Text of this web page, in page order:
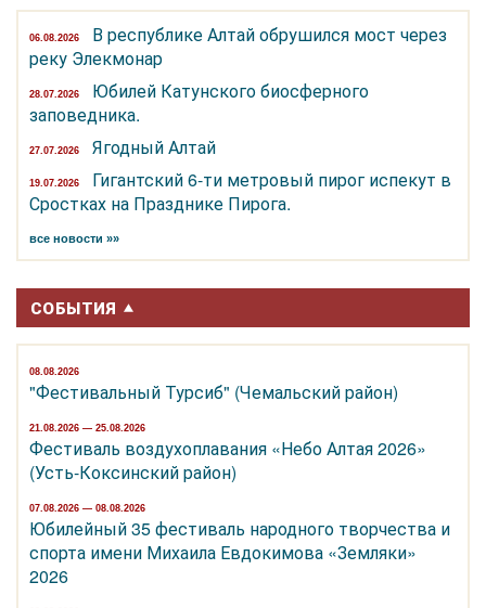
06.08.2026
В республике Алтай обрушился мост через
реку Элекмонар
28.07.2026
Юбилей Катунского биосферного
заповедника.
27.07.2026 Ягодный Алтай
19.07.2026
Гигантский 6-ти метровый пирог испекут в
Сростках на Празднике Пирога.
все новости »»
СОБЫТИЯ
08.08.2026
"Фестивальный Турсиб" (Чемальский район)
21.08.2026 — 25.08.2026
Фестиваль воздухоплавания «Небо Алтая 2026»
(Усть-Коксинский район)
07.08.2026 — 08.08.2026
Юбилейный 35 фестиваль народного творчества и
спорта имени Михаила Евдокимова «Земляки»
2026